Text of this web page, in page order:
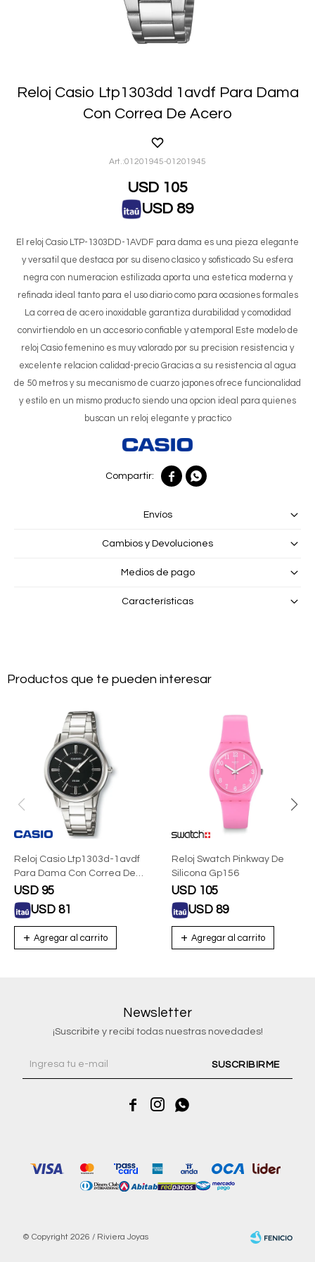
Reloj Casio Ltp1303dd 1avdf Para Dama
Con Correa De Acero
01201945-01201945
USD 105
USD 89
El reloj Casio LTP-1303DD-1AVDF para dama es una pieza elegante
y versatil que destaca por su diseno clasico y sofisticado Su esfera
negra con numeracion estilizada aporta una estetica moderna y
refinada ideal tanto para el uso diario como para ocasiones formales
La correa de acero inoxidable garantiza durabilidad y comodidad
convirtiendolo en un accesorio confiable y atemporal Este modelo de
reloj Casio femenino es muy valorado por su precision resistencia y
excelente relacion calidad-precio Gracias a su resistencia al agua
de 50 metros y su mecanismo de cuarzo japones ofrece funcionalidad
y estilo en un mismo producto siendo una opcion ideal para quienes
buscan un reloj elegante y practico
 
Envíos
Cambios y Devoluciones
Medios de pago
Características
Productos que te pueden interesar
Reloj Casio Ltp1303d-1avdf
Para Dama Con Correa De
Acero
USD 95
USD 81
Reloj Swatch Pinkway De
Silicona Gp156
USD 105
USD 89
Newsletter
¡Suscribite y recibí todas nuestras novedades!
SUSCRIBIRME
  
© Copyright 2026 / Riviera Joyas